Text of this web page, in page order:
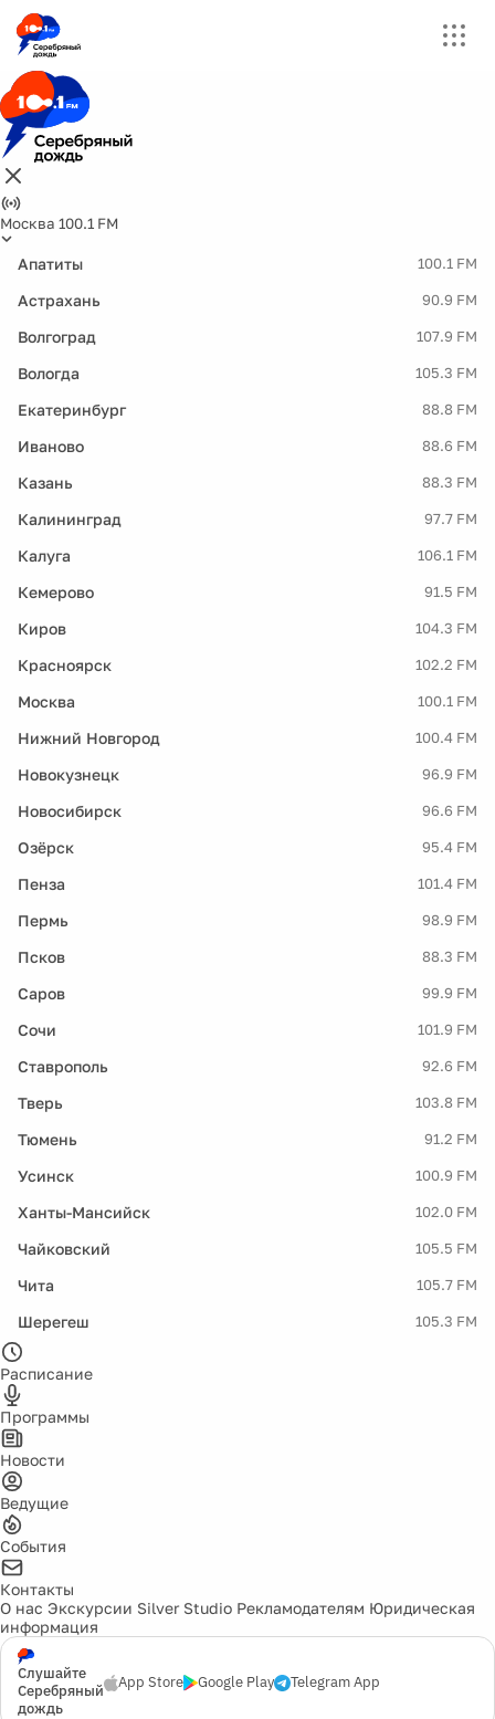
Москва 100.1 FM
Апатиты 100.1 FM
Астрахань 90.9 FM
Волгоград 107.9 FM
Вологда 105.3 FM
Екатеринбург 88.8 FM
Иваново 88.6 FM
Казань 88.3 FM
Калининград 97.7 FM
Калуга 106.1 FM
Кемерово 91.5 FM
Киров 104.3 FM
Красноярск 102.2 FM
Москва 100.1 FM
Нижний Новгород 100.4 FM
Новокузнецк 96.9 FM
Новосибирск 96.6 FM
Озёрск 95.4 FM
Пенза 101.4 FM
Пермь 98.9 FM
Псков 88.3 FM
Саров 99.9 FM
Сочи 101.9 FM
Ставрополь 92.6 FM
Тверь 103.8 FM
Тюмень 91.2 FM
Усинск 100.9 FM
Ханты-Мансийск 102.0 FM
Чайковский 105.5 FM
Чита 105.7 FM
Шерегеш 105.3 FM
Расписание
Программы
Новости
Ведущие
События
Контакты
О нас Экскурсии Silver Studio Рекламодателям Юридическая
информация
Слушайте
Серебряный
дождь
App Store Google Play Telegram App